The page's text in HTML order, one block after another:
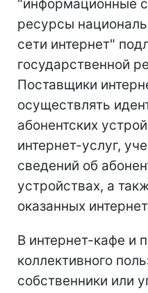
"информационные
ресурсы
сети интернет"
государственной
Поставщики
осуществлять
абонентских
интернет-услуг,
сведений об
устройствах, а
оказанных
В интернет-кафе и
коллективного
собственники или